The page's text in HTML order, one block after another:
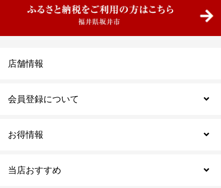
当店おすすめ
お得情報
会員登録について
会員規約について
店舗情報